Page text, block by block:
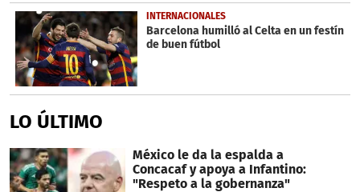
INTERNACIONALES
Barcelona humilló al Celta en un festín
de buen fútbol
LO ÚLTIMO
México le da la espalda a
Concacaf y apoya a Infantino:
"Respeto a la gobernanza"